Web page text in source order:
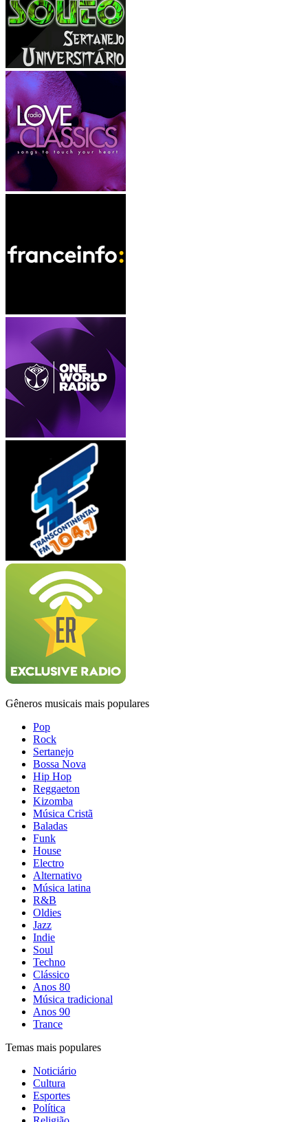
Gêneros musicais mais populares
Pop
Rock
Sertanejo
Bossa Nova
Hip Hop
Reggaeton
Kizomba
Música Cristã
Baladas
Funk
House
Electro
Alternativo
Música latina
R&B
Oldies
Jazz
Indie
Soul
Techno
Clássico
Anos 80
Música tradicional
Anos 90
Trance
Temas mais populares
Noticiário
Cultura
Esportes
Política